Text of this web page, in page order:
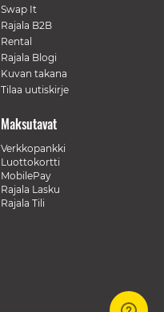
Swap It
Rajala B2B
Rental
Rajala Blogi
Kuvan takana
Tilaa uutiskirje
Maksutavat
Verkkopankki
Luottokortti
MobilePay
Rajala Lasku
Rajala Tili